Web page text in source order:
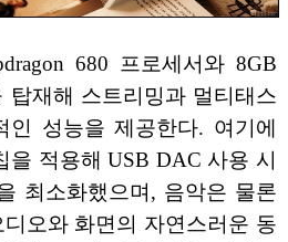
680 프로세서와 8GB
탑재해 스트리밍과 멀티태스
인 성능을 제공한다. 여기에
적용해 USB DAC 사용 시
최소화했으며, 음악은 물론
오와 화면의 자연스러운 동